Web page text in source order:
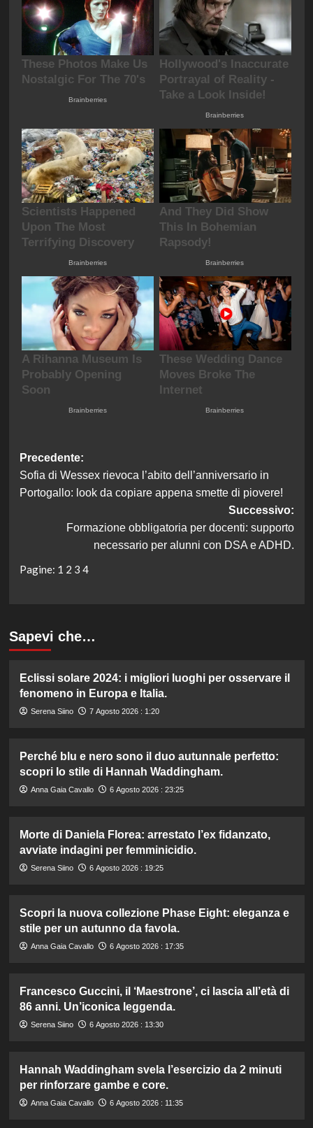
Navigazione
articolo
Precedente:
Sofia di Wessex rievoca l’abito dell’anniversario in
Portogallo: look da copiare appena smette di piovere!
Successivo:
Formazione obbligatoria per docenti: supporto
necessario per alunni con DSA e ADHD.
Pagine: 1 2 3 4
Sapevi che…
Eclissi solare 2024: i migliori luoghi per osservare il
fenomeno in Europa e Italia.
Serena Siino 7 Agosto 2026 : 1:20
Perché blu e nero sono il duo autunnale perfetto:
scopri lo stile di Hannah Waddingham.
Anna Gaia Cavallo 6 Agosto 2026 : 23:25
Morte di Daniela Florea: arrestato l’ex fidanzato,
avviate indagini per femminicidio.
Serena Siino 6 Agosto 2026 : 19:25
Scopri la nuova collezione Phase Eight: eleganza e
stile per un autunno da favola.
Anna Gaia Cavallo 6 Agosto 2026 : 17:35
Francesco Guccini, il ‘Maestrone’, ci lascia all’età di
86 anni. Un’iconica leggenda.
Serena Siino 6 Agosto 2026 : 13:30
Hannah Waddingham svela l’esercizio da 2 minuti
per rinforzare gambe e core.
Anna Gaia Cavallo 6 Agosto 2026 : 11:35